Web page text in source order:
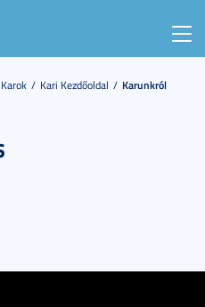
Karok Kari Kezdőoldal Karunkról